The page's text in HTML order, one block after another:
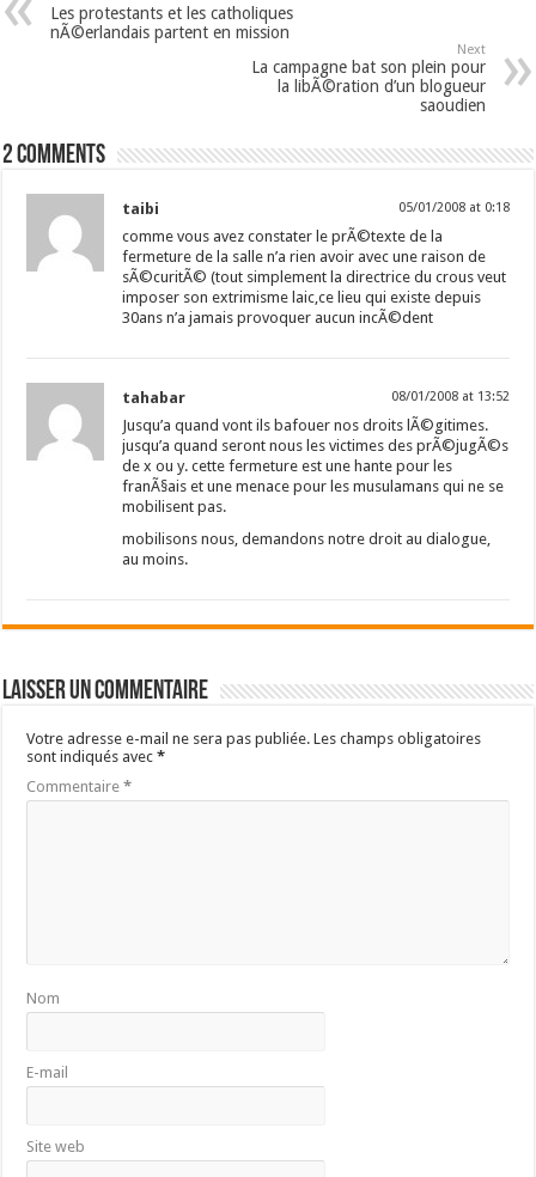
Les protestants et les catholiques
nÃ©erlandais partent en mission
Next
La campagne bat son plein pour
la libÃ©ration d’un blogueur
saoudien
2 comments
taibi 05/01/2008 at 0:18
comme vous avez constater le prÃ©texte de la
fermeture de la salle n’a rien avoir avec une raison de
sÃ©curitÃ© (tout simplement la directrice du crous veut
imposer son extrimisme laic,ce lieu qui existe depuis
30ans n’a jamais provoquer aucun incÃ©dent
tahabar 08/01/2008 at 13:52
Jusqu’a quand vont ils bafouer nos droits lÃ©gitimes.
jusqu’a quand seront nous les victimes des prÃ©jugÃ©s
de x ou y. cette fermeture est une hante pour les
franÃ§ais et une menace pour les musulamans qui ne se
mobilisent pas.
mobilisons nous, demandons notre droit au dialogue,
au moins.
Laisser un commentaire
Votre adresse e-mail ne sera pas publiée. Les champs obligatoires
sont indiqués avec*
Commentaire*
Nom
E-mail
Site web